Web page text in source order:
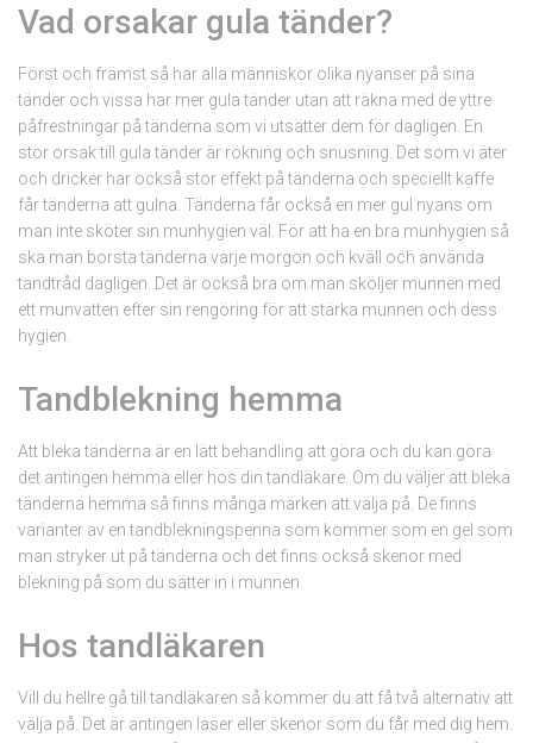
Vad orsakar gula tänder?
Först och främst så har alla människor olika nyanser på sina
tänder och vissa har mer gula tänder utan att räkna med de yttre
påfrestningar på tänderna som vi utsätter dem för dagligen. En
stor orsak till gula tänder är rökning och snusning. Det som vi äter
och dricker har också stor effekt på tänderna och speciellt kaffe
får tänderna att gulna. Tänderna får också en mer gul nyans om
man inte sköter sin munhygien väl. För att ha en bra munhygien så
ska man borsta tänderna varje morgon och kväll och använda
tandtråd dagligen. Det är också bra om man sköljer munnen med
ett munvatten efter sin rengöring för att stärka munnen och dess
hygien.
Tandblekning hemma
Att bleka tänderna är en lätt behandling att göra och du kan göra
det antingen hemma eller hos din tandläkare. Om du väljer att bleka
tänderna hemma så finns många märken att välja på. De finns
varianter av en tandblekningspenna som kommer som en gel som
man stryker ut på tänderna och det finns också skenor med
blekning på som du sätter in i munnen.
Hos tandläkaren
Vill du hellre gå till tandläkaren så kommer du att få två alternativ att
välja på. Det är antingen laser eller skenor som du får med dig hem.